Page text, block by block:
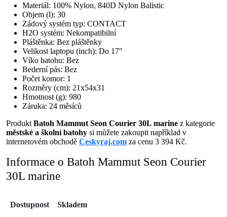
Materiál: 100% Nylon, 840D Nylon Balistic
Objem (l): 30
Zádový systém typ: CONTACT
H2O systém: Nekompatibilní
Pláštěnka: Bez pláštěnky
Velikost laptopu (inch): Do 17"
Víko batohu: Bez
Bederní pás: Bez
Počet komor: 1
Rozměry (cm): 21x54x31
Hmotnost (g): 980
Záruka: 24 měsíců
Produkt Batoh Mammut Seon Courier 30L marine z kategorie
městské a školní batohy si můžete zakoupit například v
internetovém obchodě Ceskyraj.com za cenu 3 394 Kč.
Informace o Batoh Mammut Seon Courier
30L marine
Dostupnost Skladem